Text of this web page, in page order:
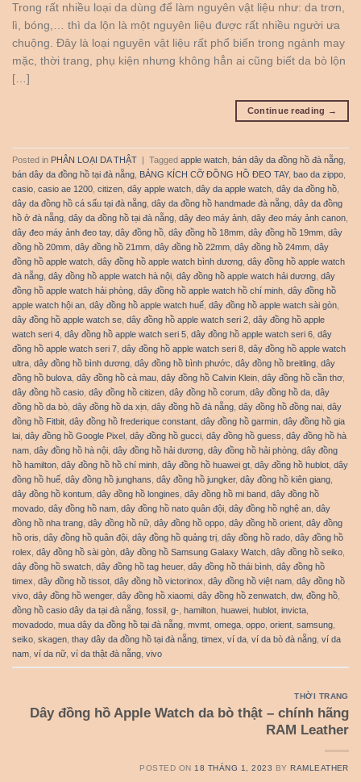
Trong rất nhiều loại da dùng để làm nguyên vật liệu như: da trơn,
lì, bóng,… thì da lộn là một nguyên liệu được rất nhiều người ưa
chuộng. Đây là loại nguyên vật liệu rất phổ biến trong ngành may
mặc, thời trang, phụ kiện nhưng không hẳn ai cũng biết da bò lộn
[…]
Continue reading →
Posted in PHÂN LOẠI DA THẬT Tagged apple watch, bán dây da đồng hồ đà nẵng,
bán dây da đồng hồ tại đà nẵng, BẢNG KÍCH CỠ ĐỒNG HỒ ĐEO TAY, bao da zippo,
casio, casio ae 1200, citizen, dây apple watch, dây da apple watch, dây da đồng hồ,
dây da đồng hồ cá sấu tại đà nẵng, dây da đồng hồ handmade đà nẵng, dây da đồng
hồ ở đà nẵng, dây da đồng hồ tại đà nẵng, dây đeo máy ảnh, dây đeo máy ảnh canon,
dây đeo máy ảnh đeo tay, dây đồng hồ, dây đồng hồ 18mm, dây đồng hồ 19mm, dây
đồng hồ 20mm, dây đồng hồ 21mm, dây đồng hồ 22mm, dây đồng hồ 24mm, dây
đồng hồ apple watch, dây đồng hồ apple watch bình dương, dây đồng hồ apple watch
đà nẵng, dây đồng hồ apple watch hà nội, dây đồng hồ apple watch hải dương, dây
đồng hồ apple watch hải phòng, dây đồng hồ apple watch hồ chí minh, dây đồng hồ
apple watch hội an, dây đồng hồ apple watch huế, dây đồng hồ apple watch sài gòn,
dây đồng hồ apple watch se, dây đồng hồ apple watch seri 2, dây đồng hồ apple
watch seri 4, dây đồng hồ apple watch seri 5, dây đồng hồ apple watch seri 6, dây
đồng hồ apple watch seri 7, dây đồng hồ apple watch seri 8, dây đồng hồ apple watch
ultra, dây đồng hồ bình dương, dây đồng hồ bình phước, dây đồng hồ breitling, dây
đồng hồ bulova, dây đồng hồ cà mau, dây đồng hồ Calvin Klein, dây đồng hồ cần thơ,
dây đồng hồ casio, dây đồng hồ citizen, dây đồng hồ corum, dây đồng hồ da, dây
đồng hồ da bò, dây đồng hồ da xịn, dây đồng hồ đà nẵng, dây đồng hồ đồng nai, dây
đồng hồ Fitbit, dây đồng hồ frederique constant, dây đồng hồ garmin, dây đồng hồ gia
lai, dây đồng hồ Google Pixel , dây đồng hồ gucci, dây đồng hồ guess, dây đồng hồ hà
nam, dây đồng hồ hà nội, dây đồng hồ hải dương, dây đồng hồ hải phòng, dây đồng
hồ hamilton, dây đồng hồ hồ chí minh, dây đồng hồ huawei gt, dây đồng hồ hublot, dây
đồng hồ huế, dây đồng hồ junghans, dây đồng hồ jungker, dây đồng hồ kiên giang,
dây đồng hồ kontum, dây đồng hồ longines, dây đồng hồ mi band, dây đồng hồ
movado, dây đồng hồ nam, dây đồng hồ nato quân đội, dây đồng hồ nghệ an, dây
đồng hồ nha trang, dây đồng hồ nữ, dây đồng hồ oppo, dây đồng hồ orient, dây đồng
hồ oris, dây đồng hồ quân đội, dây đồng hồ quảng trị, dây đồng hồ rado, dây đồng hồ
rolex, dây đồng hồ sài gòn, dây đồng hồ Samsung Galaxy Watch, dây đồng hồ seiko,
dây đồng hồ swatch, dây đồng hồ tag heuer, dây đồng hồ thái bình, dây đồng hồ
timex, dây đồng hồ tissot, dây đồng hồ victorinox, dây đồng hồ việt nam, dây đồng hồ
vivo, dây đồng hồ wenger, dây đồng hồ xiaomi, dây đồng hồ zenwatch, dw, đồng hồ,
đồng hồ casio dây da tại đà nẵng, fossil , g-, hamilton, huawei, hublot, invicta,
movadodo, mua dây da đồng hồ tại đà nẵng, mvmt, omega, oppo, orient, samsung,
seiko, skagen, thay dây da đồng hồ tại đà nẵng, timex, ví da, ví da bò đà nẵng, ví da
nam, ví da nữ, ví da thật đà nẵng, vivo
THỜI TRANG
Dây đồng hồ Apple Watch da bò thật – chính hãng
RAM Leather
POSTED ON18 THÁNG 1, 2023 BYRAMLEATHER